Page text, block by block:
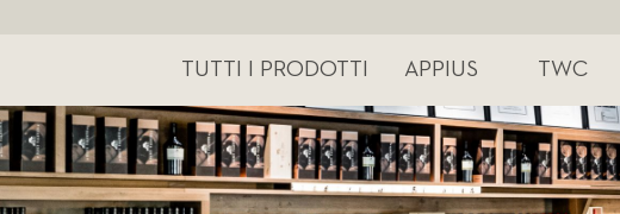
TUTTI I PRODOTTI APPIUS TWC